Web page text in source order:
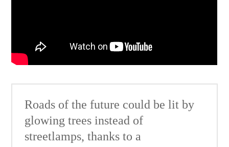
Roads of the future could be lit by
glowing trees instead of
streetlamps, thanks to a